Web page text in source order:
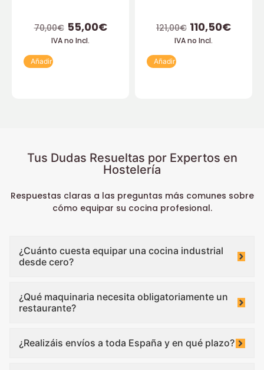
70,00€ 55,00€
IVA no Incl.
Añadir
121,00€ 110,50€
IVA no Incl.
Añadir
Tus Dudas Resueltas por Expertos en
Hostelería
Respuestas claras a las preguntas más comunes sobre
cómo equipar su cocina profesional.
¿Cuánto cuesta equipar una cocina industrial
desde cero?
¿Qué maquinaria necesita obligatoriamente un
restaurante?
¿Realizáis envíos a toda España y en qué plazo?